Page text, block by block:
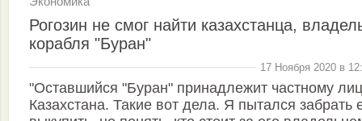
Рогозин не смог найти казахстанца,
корабля "Буран"
17 Ноября 2020 в
"Оставшийся "Буран" принадлежит частному
Казахстана. Такие вот дела. Я пытался забрать